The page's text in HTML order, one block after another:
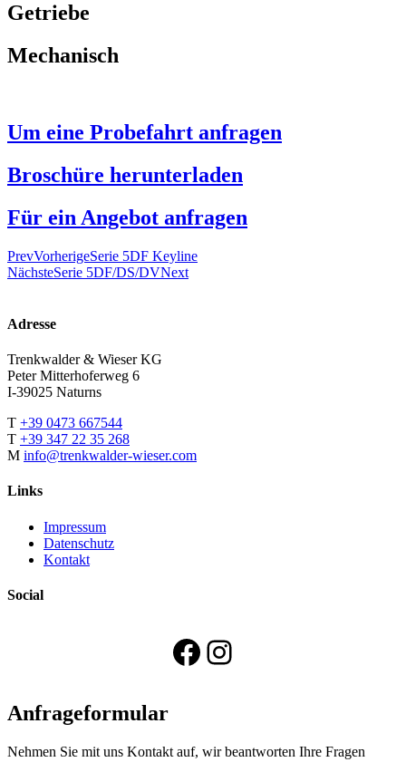
Getriebe
Mechanisch
Um eine Probefahrt anfragen
Broschüre herunterladen
Für ein Angebot anfragen
PrevVorherigeSerie 5DF Keyline
NächsteSerie 5DF/DS/DVNext
Adresse
Trenkwalder & Wieser KG
Peter Mitterhoferweg 6
I-39025 Naturns
T +39 0473 667544
T +39 347 22 35 268
M info@trenkwalder-wieser.com
Links
Impressum
Datenschutz
Kontakt
Social
Facebook
Instagram
Anfrageformular
Nehmen Sie mit uns Kontakt auf, wir beantworten Ihre Fragen